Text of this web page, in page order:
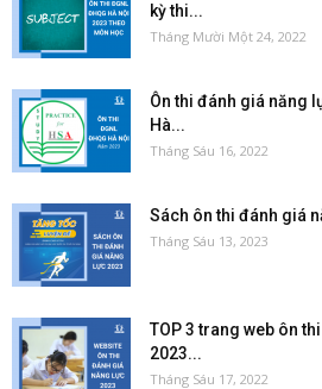
kỳ thi...
Tháng Mười Một 24, 2022
Ôn thi đánh giá năng
Hà...
Tháng Sáu 16, 2022
Sách ôn thi đánh giá
Tháng Sáu 13, 2023
TOP 3 trang web ôn
2023...
Tháng Sáu 17, 2022